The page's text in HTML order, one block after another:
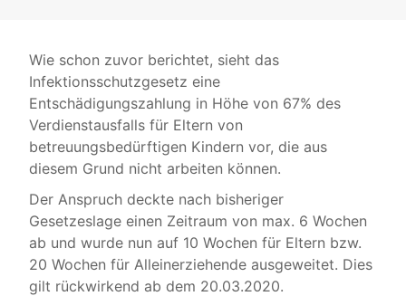
Wie schon zuvor berichtet, sieht das
Infektionsschutzgesetz eine
Entschädigungszahlung in Höhe von 67% des
Verdienstausfalls für Eltern von
betreuungsbedürftigen Kindern vor, die aus
diesem Grund nicht arbeiten können.
Der Anspruch deckte nach bisheriger
Gesetzeslage einen Zeitraum von max. 6 Wochen
ab und wurde nun auf 10 Wochen für Eltern bzw.
20 Wochen für Alleinerziehende ausgeweitet. Dies
gilt rückwirkend ab dem 20.03.2020.